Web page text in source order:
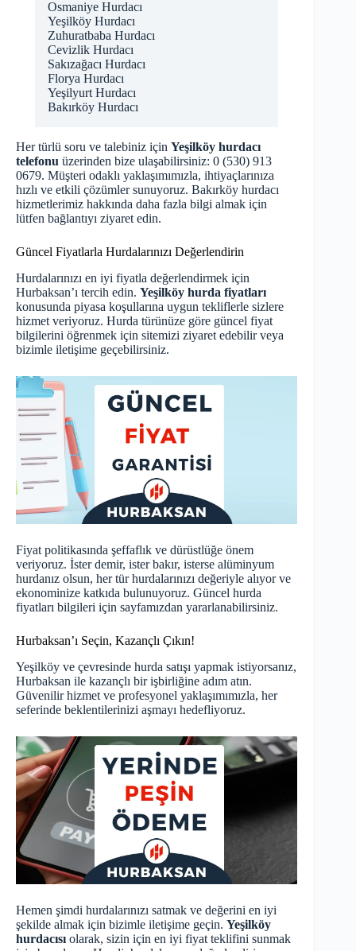
Osmaniye Hurdacı
Yeşilköy Hurdacı
Zuhuratbaba Hurdacı
Cevizlik Hurdacı
Sakızağacı Hurdacı
Florya Hurdacı
Yeşilyurt Hurdacı
Bakırköy Hurdacı
Her türlü soru ve talebiniz için Yeşilköy hurdacı
telefonu üzerinden bize ulaşabilirsiniz: 0 (530) 913
0679. Müşteri odaklı yaklaşımımızla, ihtiyaçlarınıza
hızlı ve etkili çözümler sunuyoruz. Bakırköy hurdacı
hizmetlerimiz hakkında daha fazla bilgi almak için
lütfen bağlantıyı ziyaret edin.
Güncel Fiyatlarla Hurdalarınızı Değerlendirin
Hurdalarınızı en iyi fiyatla değerlendirmek için
Hurbaksan’ı tercih edin. Yeşilköy hurda fiyatları
konusunda piyasa koşullarına uygun tekliflerle sizlere
hizmet veriyoruz. Hurda türünüze göre güncel fiyat
bilgilerini öğrenmek için sitemizi ziyaret edebilir veya
bizimle iletişime geçebilirsiniz.
Fiyat politikasında şeffaflık ve dürüstlüğe önem
veriyoruz. İster demir, ister bakır, isterse alüminyum
hurdanız olsun, her tür hurdalarınızı değeriyle alıyor ve
ekonominize katkıda bulunuyoruz. Güncel hurda
fiyatları bilgileri için sayfamızdan yararlanabilirsiniz.
Hurbaksan’ı Seçin, Kazançlı Çıkın!
Yeşilköy ve çevresinde hurda satışı yapmak istiyorsanız,
Hurbaksan ile kazançlı bir işbirliğine adım atın.
Güvenilir hizmet ve profesyonel yaklaşımımızla, her
seferinde beklentilerinizi aşmayı hedefliyoruz.
Hemen şimdi hurdalarınızı satmak ve değerini en iyi
şekilde almak için bizimle iletişime geçin. Yeşilköy
hurdacısı olarak, sizin için en iyi fiyat teklifini sunmak